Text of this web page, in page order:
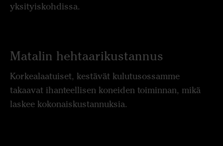
yksityiskohdissa.
Matalin hehtaarikustannus
Korkealaatuiset, kestävät kulutusossamme
takaavat ihanteellisen koneiden toiminnan, mikä
laskee kokonaiskustannuksia.